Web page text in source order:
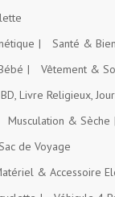
Santé &
Vêtement &
Livre Religieux,
Musculation & Sèche
de Voyage
& Accessoire